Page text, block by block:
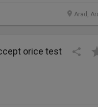
Arad,
orice test